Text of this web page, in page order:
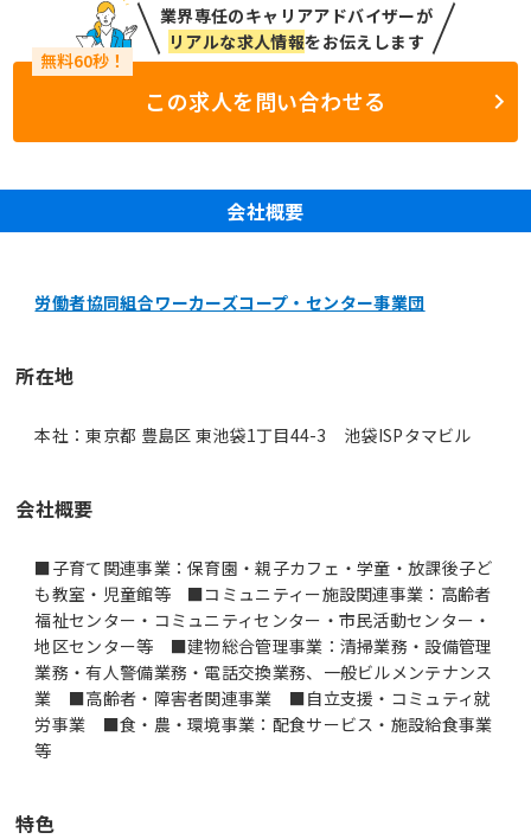
業界専任のキャリアアドバイザーが
リアルな求人情報をお伝えします
この求人を問い合わせる
会社概要
労働者協同組合ワーカーズコープ・センター事業団
所在地
本社：東京都 豊島区 東池袋1丁目44-3 池袋ISPタマビル
会社概要
■子育て関連事業：保育園・親子カフェ・学童・放課後子ど
も教室・児童館等 ■コミュニティー施設関連事業：高齢者
福祉センター・コミュニティセンター・市民活動センター・
地区センター等 ■建物総合管理事業：清掃業務・設備管理
業務・有人警備業務・電話交換業務、一般ビルメンテナンス
業 ■高齢者・障害者関連事業 ■自立支援・コミュティ就
労事業 ■食・農・環境事業：配食サービス・施設給食事業
等
特色